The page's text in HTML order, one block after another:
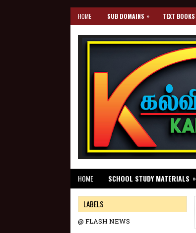
HOME SUB DOMAINS » TEXT BOOKS
HOME SCHOOL STUDY MATERIALS »
LABELS
@ FLASH NEWS